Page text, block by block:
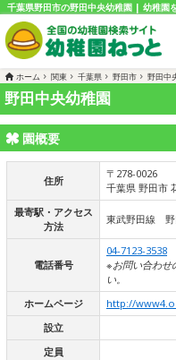
千葉県野田市の野田中央幼稚園 | 幼稚園
ホーム 関東 千葉県 野田市 野田中
野田中央幼稚園
園概要
住所
〒278-0026
千葉県 野田市
最寄駅・アクセス
方法
東武野田線 野
電話番号
04-7123-3538
※お問い合わせ
い。
ホームページ
http://
設立
定員